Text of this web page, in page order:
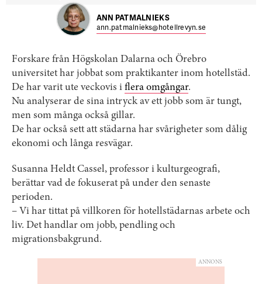
ANN PATMALNIEKS
ann.patmalnieks@hotellrevyn.se
Forskare från Högskolan Dalarna och Örebro
universitet har jobbat som praktikanter inom hotellstäd.
De har varit ute veckovis i flera omgångar.
Nu analyserar de sina intryck av ett jobb som är tungt,
men som många också gillar.
De har också sett att städarna har svårigheter som dålig
ekonomi och långa resvägar.
Susanna Heldt Cassel, professor i kulturgeografi,
berättar vad de fokuserat på under den senaste
perioden.
– Vi har tittat på villkoren för hotellstädarnas arbete och
liv. Det handlar om jobb, pendling och
migrationsbakgrund.
ANNONS